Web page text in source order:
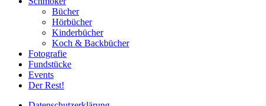
Bücher
Hörbücher
Kinderbücher
Koch & Backbücher
Fotografie
Fundstücke
Events
Der Rest!